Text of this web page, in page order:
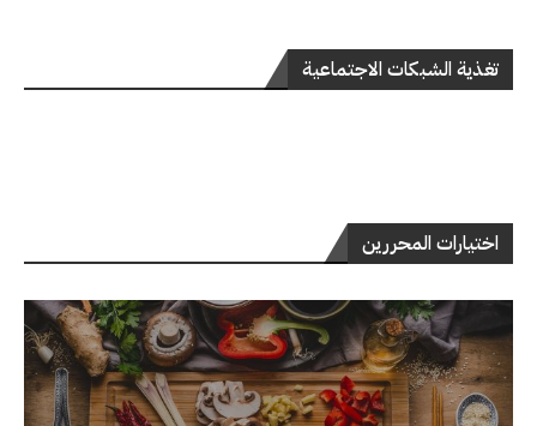
تغذية الشبكات الاجتماعية
اختيارات المحررين